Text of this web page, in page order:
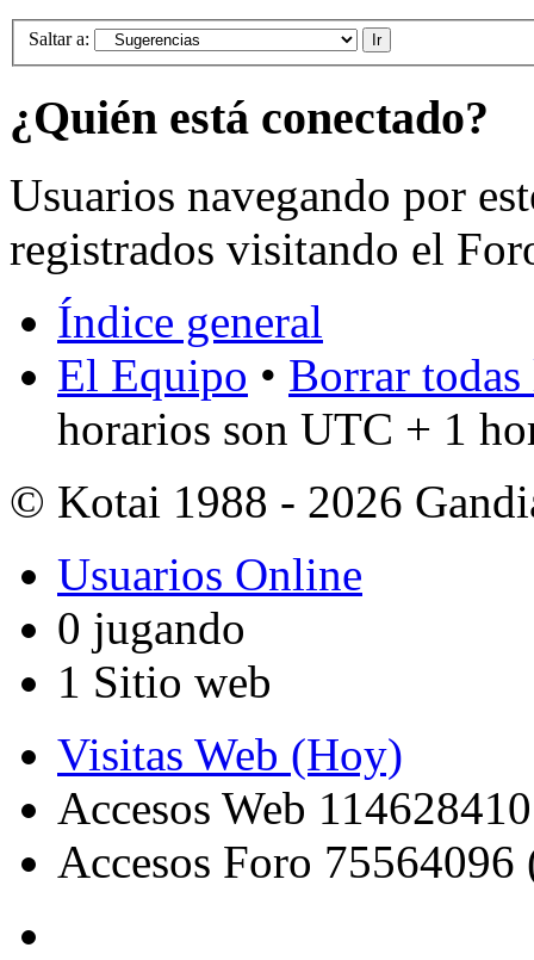
Saltar a:
¿Quién está conectado?
Usuarios navegando por
registrados visitando el
Índice general
El Equipo • Borrar
horarios son UTC + 1
© Kotai 1988 - 2026
Usuarios Online
0 jugando
1 Sitio web
Visitas Web (Hoy)
Accesos Web
Accesos Foro 75564096